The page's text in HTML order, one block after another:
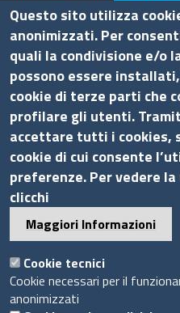
Procedimenti
Provvedimenti
Seguici su
Sito web
Accesso riservato
Mappa del sito
Piè
di
Privacy e GDPR
Cookie
© 2020
Questo sito utilizza
anonimizzati. Per
quali la condivisione e/o
possono essere
cookie di terze parti che
profilare gli utenti.
accettare tutti i cookies,
cookie di cui consente
preferenze. Per vedere
clicchi
Maggiori Informazioni
Cookie tecnici
Cookie necessari per il
anonimizzati